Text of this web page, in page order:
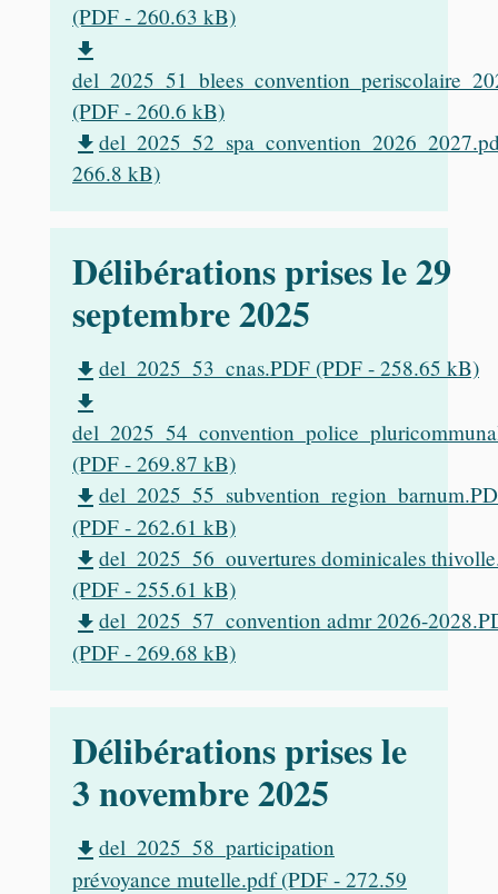
(PDF - 260.63 kB)
file_download
(PDF - 260.6 kB)
file_download
266.8 kB)
Délibérations prises le 29
septembre 2025
file_download del_2025_53_cnas.PDF (PDF - 258.65 kB)
file_download
(PDF - 269.87 kB)
file_download
(PDF - 262.61 kB)
file_download del_2025_56_ouvertures dominicales
(PDF - 255.61 kB)
file_download del_2025_57_convention admr 2026-
(PDF - 269.68 kB)
Délibérations prises le
3 novembre 2025
file_download del_2025_58_participation
prévoyance mutelle.pdf (PDF - 272.59